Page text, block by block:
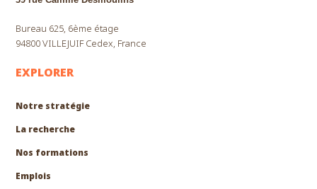
Bureau 625, 6ème étage
94800 VILLEJUIF Cedex, France
EXPLORER
Notre stratégie
La recherche
Nos formations
Emplois